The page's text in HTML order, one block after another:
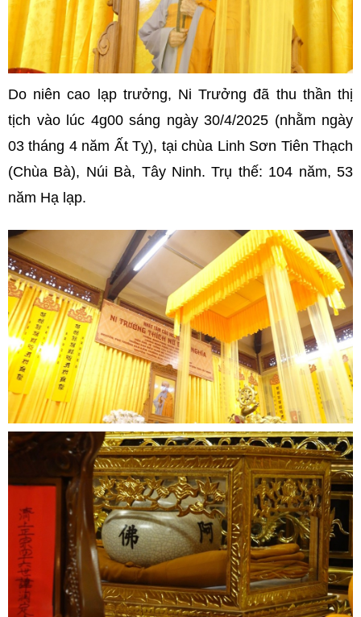
Do niên cao lạp trưởng, Ni Trưởng đã thu thần thị
tịch vào lúc 4g00 sáng ngày 30/4/2025 (nhằm ngày
03 tháng 4 năm Ất Tỵ), tại chùa Linh Sơn Tiên Thạch
(Chùa Bà), Núi Bà, Tây Ninh. Trụ thế: 104 năm, 53
năm Hạ lạp.